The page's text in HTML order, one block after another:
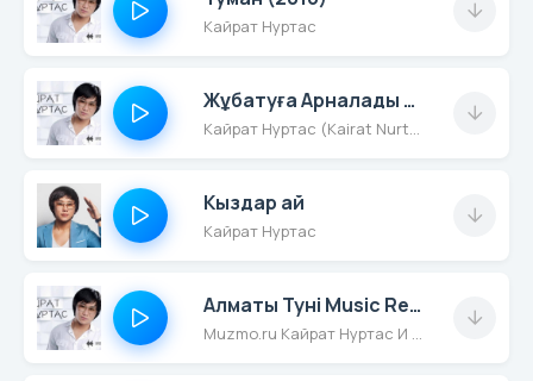
Кайрат Нуртас
Жұбатуға Арналады Бұл Әнім (2016)
Кайрат Нуртас (Kairat Nurtas)
Кыздар ай
Кайрат Нуртас
Алматы Тунi Music Remix New Русские Новинки And Ремиксы 2016 Muzmo.ru
Muzmo.ru Кайрат Нуртас И Нюша Vs. Legran And Alex Rosco